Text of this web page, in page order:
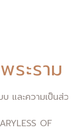
ระราม
และความเป็นส่ว
OF